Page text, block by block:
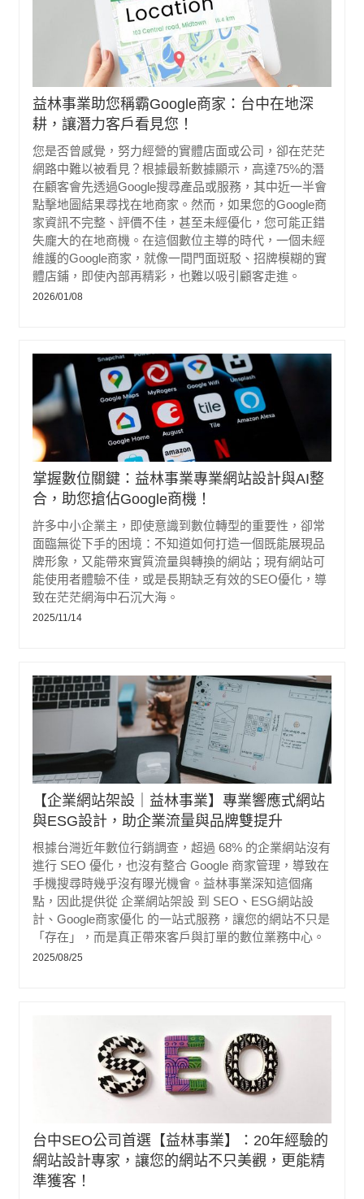
益林事業助您稱霸Google商家：台中在地深
耕，讓潛力客戶看見您！
您是否曾感覺，努力經營的實體店面或公司，卻在茫茫
網路中難以被看見？根據最新數據顯示，高達75%的潛
在顧客會先透過Google搜尋產品或服務，其中近一半會
點擊地圖結果尋找在地商家。然而，如果您的Google商
家資訊不完整、評價不佳，甚至未經優化，您可能正錯
失龐大的在地商機。在這個數位主導的時代，一個未經
維護的Google商家，就像一間門面斑駁、招牌模糊的實
體店鋪，即使內部再精彩，也難以吸引顧客走進。
2026/01/08
掌握數位關鍵：益林事業專業網站設計與AI整
合，助您搶佔Google商機！
許多中小企業主，即使意識到數位轉型的重要性，卻常
面臨無從下手的困境：不知道如何打造一個既能展現品
牌形象，又能帶來實質流量與轉換的網站；現有網站可
能使用者體驗不佳，或是長期缺乏有效的SEO優化，導
致在茫茫網海中石沉大海。
2025/11/14
【企業網站架設｜益林事業】專業響應式網站
與ESG設計，助企業流量與品牌雙提升
根據台灣近年數位行銷調查，超過 68% 的企業網站沒有
進行 SEO 優化，也沒有整合 Google 商家管理，導致在
手機搜尋時幾乎沒有曝光機會。益林事業深知這個痛
點，因此提供從 企業網站架設 到 SEO、ESG網站設
計、Google商家優化 的一站式服務，讓您的網站不只是
「存在」，而是真正帶來客戶與訂單的數位業務中心。
2025/08/25
台中SEO公司首選【益林事業】：20年經驗的
網站設計專家，讓您的網站不只美觀，更能精
準獲客！